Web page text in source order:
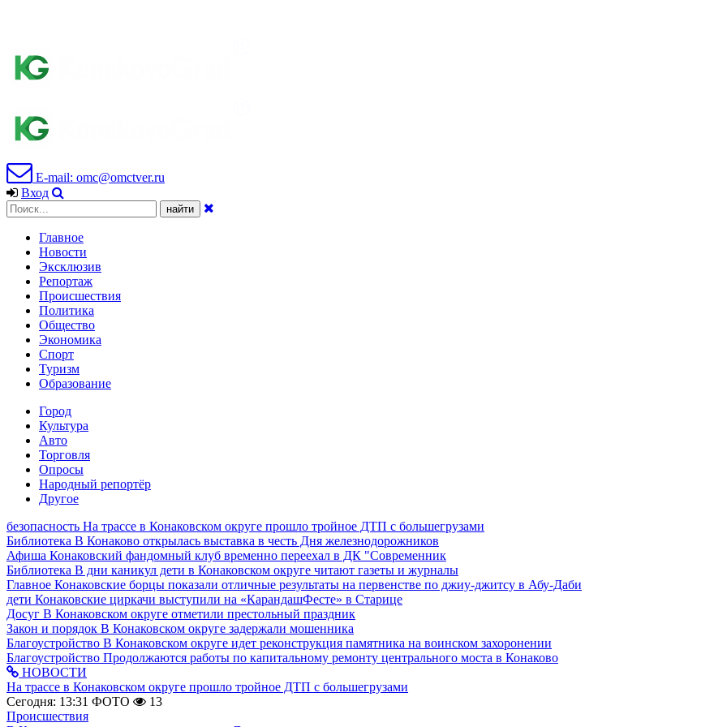
E-mail: omc@omctver.ru
Вход
Главное
Новости
Эксклюзив
Репортаж
Происшествия
Политика
Общество
Экономика
Спорт
Туризм
Образование
Город
Культура
Авто
Торговля
Опросы
Народный репортёр
Другое
безопасность На трассе в Конаковском округе прошло тройное ДТП с большегрузами
Библиотека В Конаково открылась выставка в честь Дня железнодорожников
Афиша Конаковский фандомный клуб временно переехал в ДК "Современник
Библиотека В дни каникул дети в Конаковском округе читают газеты и журналы
Главное Конаковские борцы показали отличные результаты на первенстве по джиу-джитсу в Абу-Даби
дети Конаковские циркачи выступили на «КарандашФесте» в Старице
Досуг В Конаковском округе отметили престольный праздник
Закон и порядок В Конаковском округе задержали мошенника
Благоустройство В Конаковском округе идет реконструкция памятника на воинском захоронении
Благоустройство Продолжаются работы по капитальному ремонту центрального моста в Конаково
НОВОСТИ
На трассе в Конаковском округе прошло тройное ДТП с большегрузами
Сегодня: 13:31 ФОТО
13
Происшествия